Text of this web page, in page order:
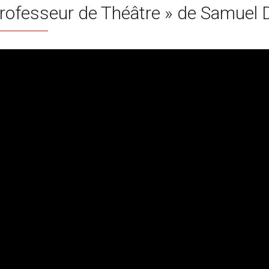
de Théâtre » de Samuel